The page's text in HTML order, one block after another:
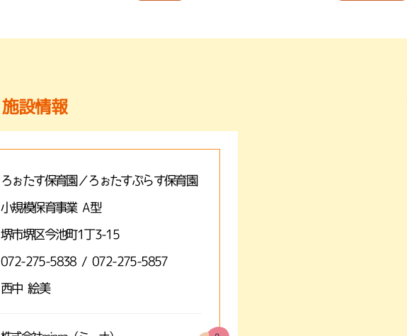
施設情報
ろぉたす保育園／ろぉたすぷらす保育園
小規模保育事業 A型
堺市堺区今池町1丁3-15
072-275-5838 / 072-275-5857
西中 絵美